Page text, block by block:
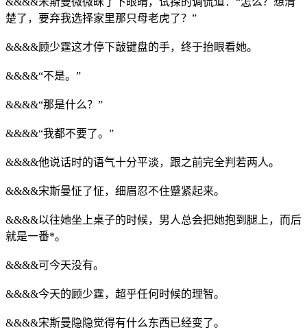
楚了，要弃我选择家里那只母老虎了？”
&&&&顾少霆这才停下敲键盘的手，终于抬眼看她。
&&&&“不是。”
&&&&“那是什么？”
&&&&“我都不要了。”
&&&&他说话时的语气十分平淡，跟之前完全判若两人。
&&&&宋斯曼怔了怔，细眉忍不住蹙紧起来。
&&&&以往她坐上桌子的时候，男人总会把她抱到腿上，而后
就是一番*。
&&&&可今天没有。
&&&&今天的顾少霆，超乎任何时候的理智。
&&&&宋斯曼隐隐觉得有什么东西已经变了。